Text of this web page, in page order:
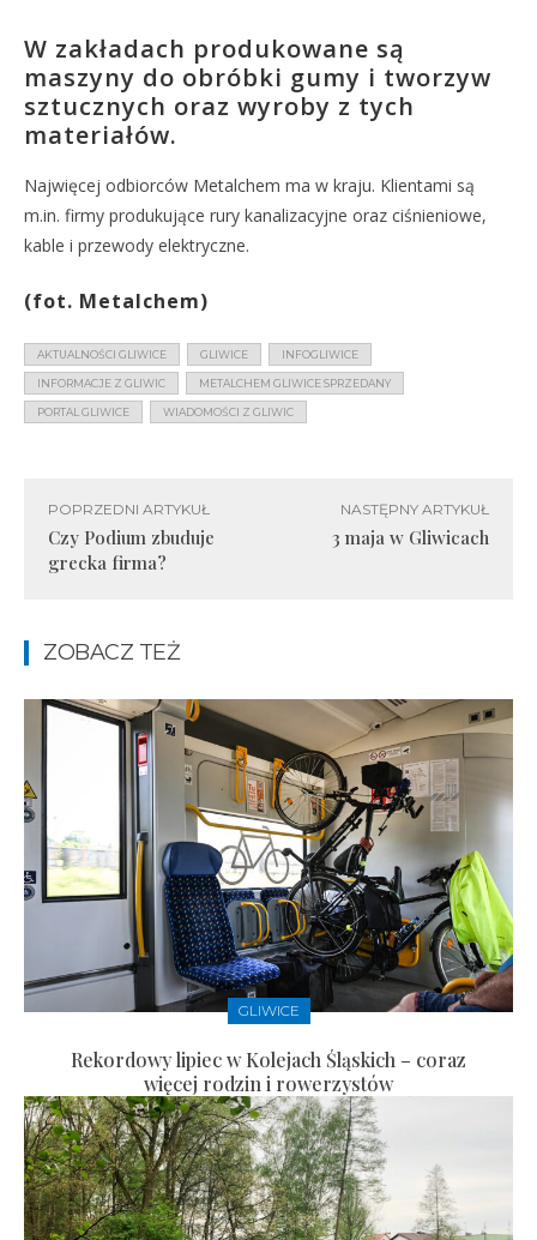
W zakładach produkowane są
maszyny do obróbki gumy i tworzyw
sztucznych oraz wyroby z tych
materiałów.
Najwięcej odbiorców Metalchem ma w kraju. Klientami są
m.in. firmy produkujące rury kanalizacyjne oraz ciśnieniowe,
kable i przewody elektryczne.
(fot. Metalchem)
AKTUALNOŚCI GLIWICE GLIWICE INFOGLIWICE
INFORMACJE Z GLIWIC METALCHEM GLIWICE SPRZEDANY
PORTAL GLIWICE WIADOMOŚCI Z GLIWIC
POPRZEDNI ARTYKUŁ
Czy Podium zbuduje
grecka firma?
NASTĘPNY ARTYKUŁ
3 maja w Gliwicach
ZOBACZ TEŻ
GLIWICE
Rekordowy lipiec w Kolejach Śląskich – coraz
więcej rodzin i rowerzystów